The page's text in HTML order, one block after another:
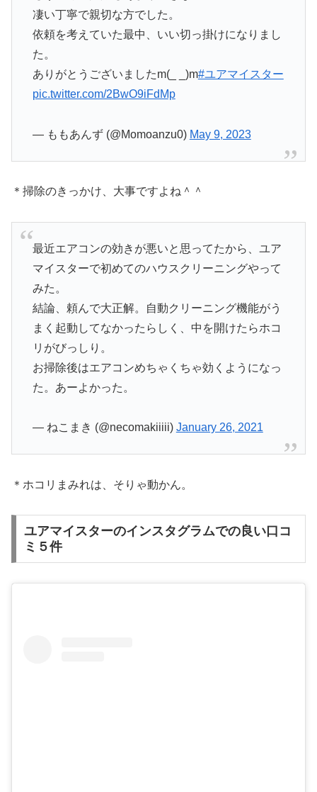
凄い丁寧で親切な方でした。
依頼を考えていた最中、いい切っ掛けになりまし
た。
ありがとうございましたm(_ _)m#ユアマイスター
pic.twitter.com/2BwO9iFdMp
— ももあんず (@Momoanzu0) May 9, 2023
＊掃除のきっかけ、大事ですよね＾＾
最近エアコンの効きが悪いと思ってたから、ユア
マイスターで初めてのハウスクリーニングやって
みた。
結論、頼んで大正解。自動クリーニング機能がう
まく起動してなかったらしく、中を開けたらホコ
リがびっしり。
お掃除後はエアコンめちゃくちゃ効くようになっ
た。あーよかった。
— ねこまき (@necomakiiiii) January 26, 2021
＊ホコリまみれは、そりゃ動かん。
ユアマイスターのインスタグラムでの良い口コ
ミ５件